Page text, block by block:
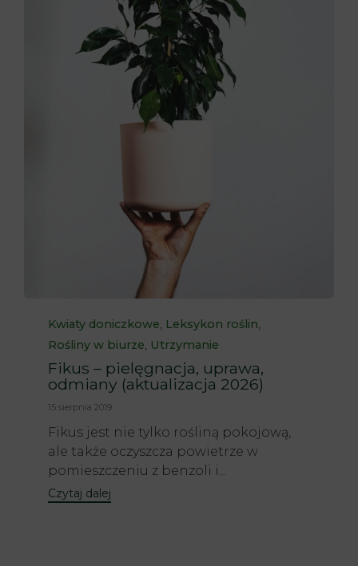
Category
Kwiaty doniczkowe, Leksykon roślin,
Rośliny w biurze, Utrzymanie
Fikus – pielęgnacja, uprawa,
odmiany (aktualizacja 2026)
15 sierpnia 2019
Fikus jest nie tylko rośliną pokojową,
ale także oczyszcza powietrze w
pomieszczeniu z benzoli i...
Czytaj dalej